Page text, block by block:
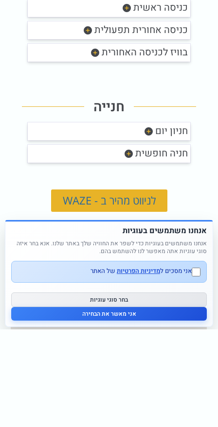
כניסה ראשית
כניסה אחורית תפעולית
בוויז לכניסה האחורית
חנייה
חניון יום
חניה חופשית
לניווט מהיר ב - WAZE
לניווט מהיר ב - MAPS
אנחנו משתמשים בעוגיות
אנחנו משתמשים בעוגיות כדי לשפר את החוויה שלך באתר שלנו. אנא בחר איזה
סוגי עוגיות אתה מאפשר לנו להשתמש בהם.
אני מסכים למדיניות הפרטיות של האתר
בחר סוגי עוגיות
אני מאשר את הבחירה